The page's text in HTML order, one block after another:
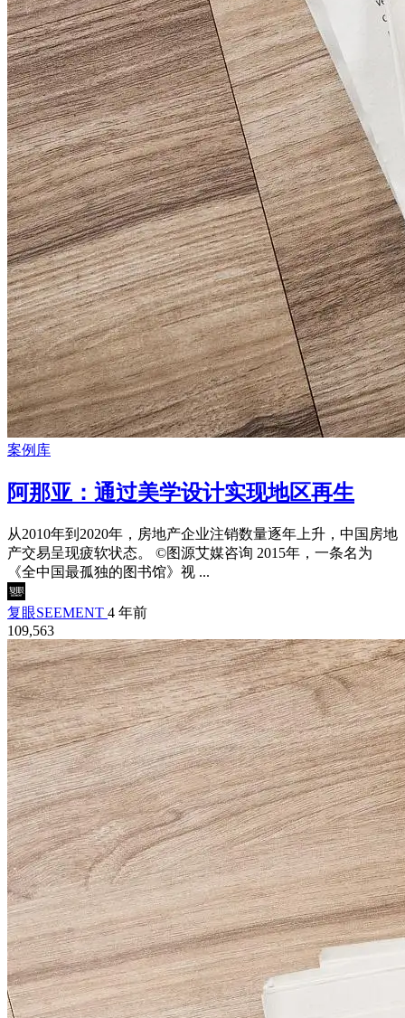
案例库
阿那亚：通过美学设计实现地区再生
从2010年到2020年，房地产企业注销数量逐年上升，中国房地
产交易呈现疲软状态。 ©️图源艾媒咨询 2015年，一条名为
《全中国最孤独的图书馆》视 ...
复眼SEEMENT 4 年前
109,563